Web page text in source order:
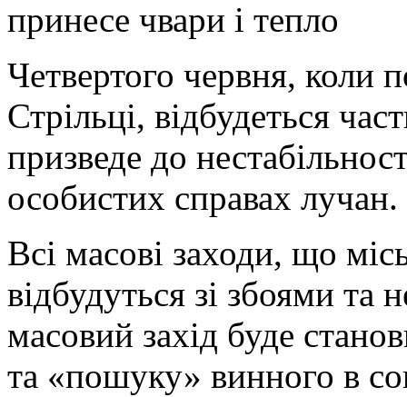
Четвертого червня, коли
Стрільці, відбудеться
призведе до
особистих справах лучан.
Всі масові заходи, що
відбудуться зі збоями
масовий захід буде
та «пошуку» винного в